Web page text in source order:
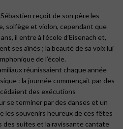
reçoit de son père les
solfège et violon, cependant que
il entre à l’école d’Eisenach et,
ses aînés ; la beauté de sa voix lui
de l’école.
réunissaient chaque année
: la journée commençait par des
des exécutions
se terminer par des danses et un
les souvenirs heureux de ces fêtes
des suites et la ravissante cantate